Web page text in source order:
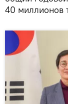
40 миллионов